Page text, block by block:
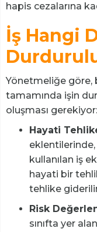
hapis cezalarına
İş Hangi
Yönetmeliğe göre,
tamamında işin
oluşması gerekiyor:
Hayati
kullanılan iş
hayati bir
tehlike
Risk
sınıfta yer alan